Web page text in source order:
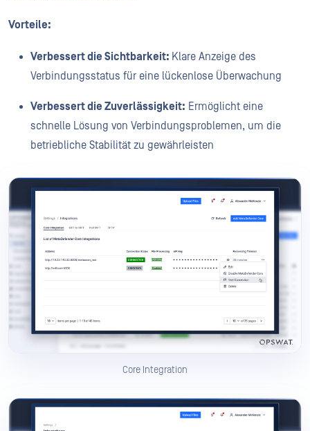
Vorteile:
Verbessert die Sichtbarkeit: Klare Anzeige des
Verbindungsstatus für eine lückenlose Überwachung
Verbessert die Zuverlässigkeit: Ermöglicht eine
schnelle Lösung von Verbindungsproblemen, um die
betriebliche Stabilität zu gewährleisten
Core Integration